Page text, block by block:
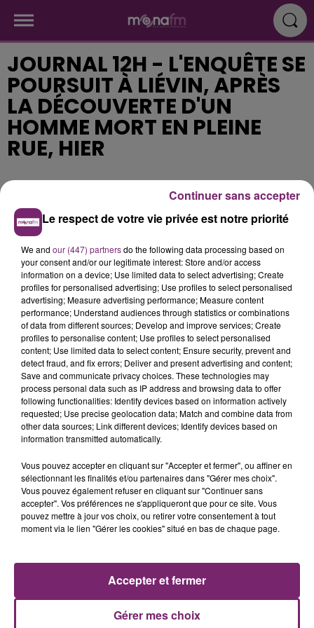
JOURNAL 12H - L'ENQUÊTE SE
POURSUIT À LIÉVIN, APRÈS
LA DÉCOUVERTE D'UN
HOMME MORT EN PLEINE
RUE, HIER
ACTUS RADIO
PODCASTS
JEUX
PHOTOS PUBLICITÉ
Le respect de votre vie privée est notre priorité
We and our (447) partnersdo the following data processing based on
your consent and/or our legitimate interest: Store and/or access
information on a device; Use limited data to select advertising; Create
profiles for personalised advertising; Use profiles to select personalised
advertising; Measure advertising performance; Measure content
performance; Understand audiences through statistics or combinations
of data from different sources; Develop and improve services; Create
profiles to personalise content; Use profiles to select personalised
content; Use limited data to select content; Ensure security, prevent and
detect fraud, and fix errors; Deliver and present advertising and content;
Save and communicate privacy choices. These technologies may
process personal data such as IP address and browsing data to offer
following functionalities: Identify devices based on information actively
requested; Use precise geolocation data; Match and combine data from
other data sources; Link different devices; Identify devices based on
information transmitted automatically.
Vous pouvez accepter en cliquant sur "Accepter et fermer", ou affiner en
sélectionnant les finalités et/ou partenaires dans "Gérer mes choix".
Vous pouvez également refuser en cliquant sur "Continuer sans
accepter". Vos préférences ne s'appliqueront que pour ce site. Vous
pouvez mettre à jour vos choix, ou retirer votre consentement à tout
moment via le lien "Gérer les cookies" situé en bas de chaque page.
Gérer mes choix
Accepter et fermer
Continuer sans accepter